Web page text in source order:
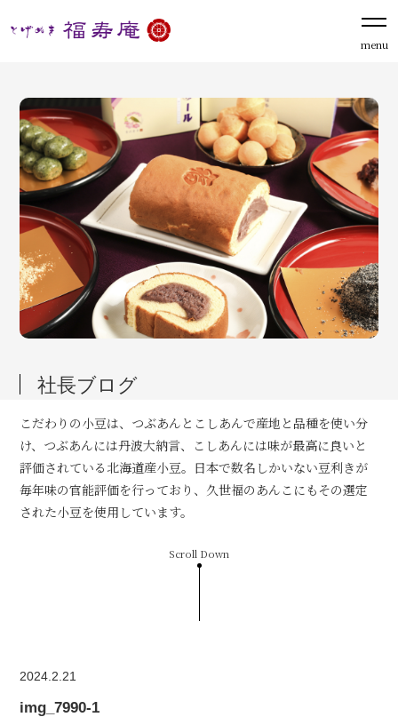
menu
社長ブログ
こだわりの小豆は、つぶあんとこしあんで産地と品種を使い分
け、つぶあんには丹波大納言、こしあんには味が最高に良いと
評価されている北海道産小豆。日本で数名しかいない豆利きが
毎年味の官能評価を行っており、久世福のあんこにもその選定
された小豆を使用しています。
Scroll Down
2024.2.21
img_7990-1